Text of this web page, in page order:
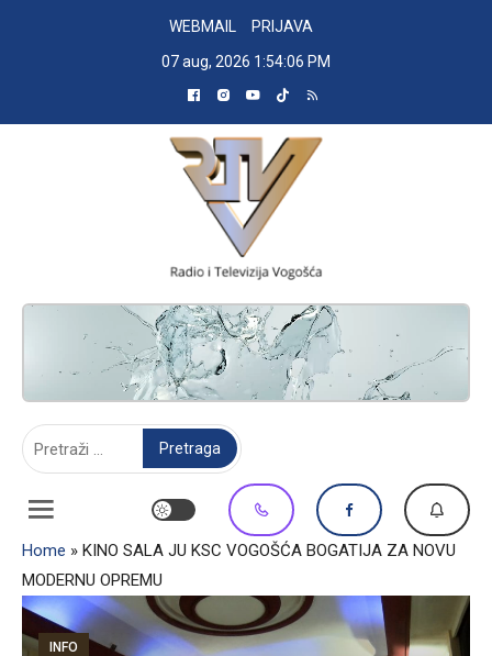
WEBMAIL
PRIJAVA
07 aug, 2026 1:54:06 PM
RADIO TELEVIZIJA VOGOŠĆA
Home » KINO SALA JU KSC VOGOŠĆA BOGATIJA ZA NOVU
MODERNU OPREMU
INFO